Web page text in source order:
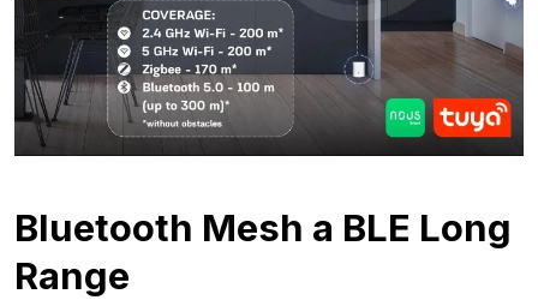
Bluetooth Mesh a BLE Long
Range